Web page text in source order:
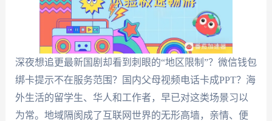
深夜想追更最新国剧却看到刺眼的“地区限制”？微信钱包
绑卡提示不在服务范围？国内父母视频电话卡成PPT？海
外生活的留学生、华人和工作者，早已对这类场景习以
为常。地域隔阂成了互联网世界的无形高墙，亲情、便